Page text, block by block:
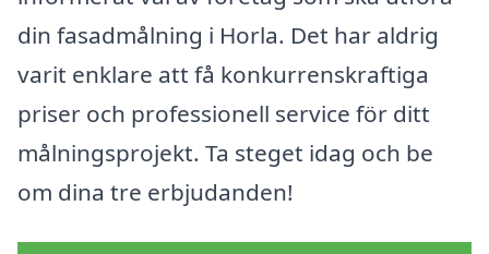
din fasadmålning i Horla. Det har aldrig
varit enklare att få konkurrenskraftiga
priser och professionell service för ditt
målningsprojekt. Ta steget idag och be
om dina tre erbjudanden!